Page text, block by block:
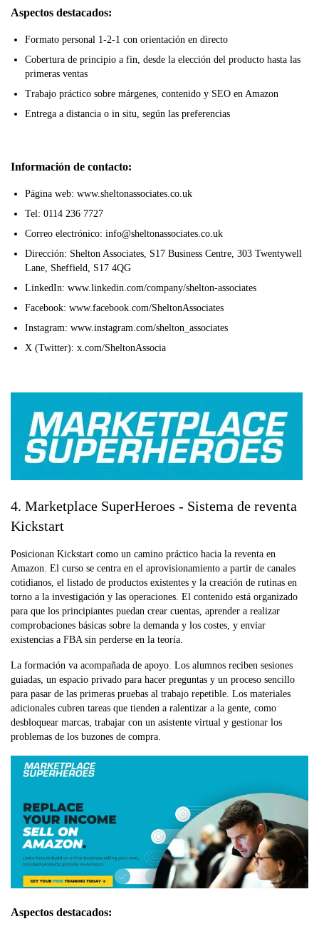
Aspectos destacados:
Formato personal 1-2-1 con orientación en directo
Cobertura de principio a fin, desde la elección del producto hasta las
primeras ventas
Trabajo práctico sobre márgenes, contenido y SEO en Amazon
Entrega a distancia o in situ, según las preferencias
Información de contacto:
Página web: www.sheltonassociates.co.uk
Tel: 0114 236 7727
Correo electrónico: info@sheltonassociates.co.uk
Dirección: Shelton Associates, S17 Business Centre, 303 Twentywell
Lane, Sheffield, S17 4QG
LinkedIn: www.linkedin.com/company/shelton-associates
Facebook: www.facebook.com/SheltonAssociates
Instagram: www.instagram.com/shelton_associates
X (Twitter): x.com/SheltonAssocia
4. Marketplace SuperHeroes - Sistema de reventa
Kickstart
Posicionan Kickstart como un camino práctico hacia la reventa en
Amazon. El curso se centra en el aprovisionamiento a partir de canales
cotidianos, el listado de productos existentes y la creación de rutinas en
torno a la investigación y las operaciones. El contenido está organizado
para que los principiantes puedan crear cuentas, aprender a realizar
comprobaciones básicas sobre la demanda y los costes, y enviar
existencias a FBA sin perderse en la teoría.
La formación va acompañada de apoyo. Los alumnos reciben sesiones
guiadas, un espacio privado para hacer preguntas y un proceso sencillo
para pasar de las primeras pruebas al trabajo repetible. Los materiales
adicionales cubren tareas que tienden a ralentizar a la gente, como
desbloquear marcas, trabajar con un asistente virtual y gestionar los
problemas de los buzones de compra.
Aspectos destacados: